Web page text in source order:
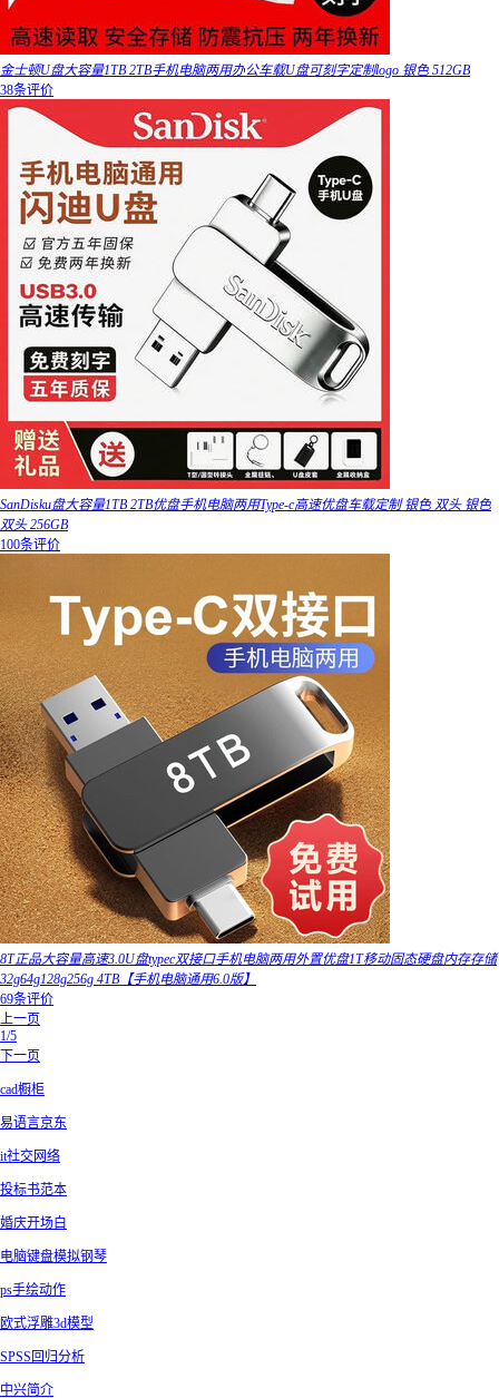
金士顿U盘大容量1TB 2TB手机电脑两用办公车载U盘可刻字定制logo 银色 512GB
38条评价
SanDisku盘大容量1TB 2TB优盘手机电脑两用Type-c高速优盘车载定制 银色 双头 银色
双头 256GB
100条评价
8T正品大容量高速3.0U盘typec双接口手机电脑两用外置优盘1T移动固态硬盘内存存储
32g64g128g256g 4TB【手机电脑通用6.0版】
69条评价
上一页
1/5
下一页
cad橱柜
易语言京东
it社交网络
投标书范本
婚庆开场白
电脑键盘模拟钢琴
ps手绘动作
欧式浮雕3d模型
SPSS回归分析
中兴简介